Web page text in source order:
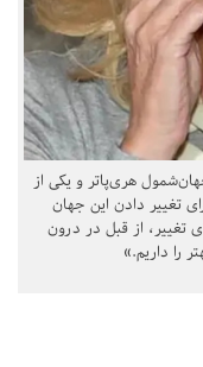
هری‌پاتر و یکی از
تغییر دادن این جهان
تغییر، از قبل در درون
را داریم.»